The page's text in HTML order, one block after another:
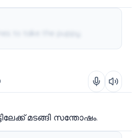
to take the puppy.
മടങ്ങി സന്തോഷം.